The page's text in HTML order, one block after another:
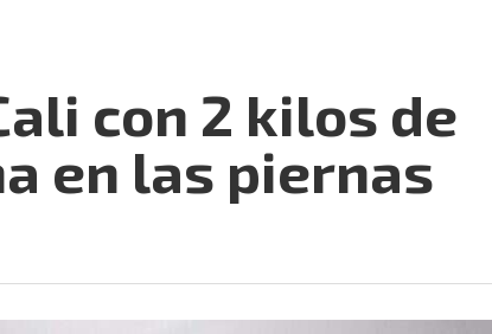
con 2 kilos de
en las piernas